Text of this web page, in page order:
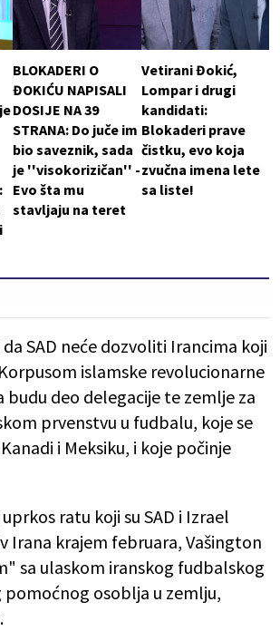
BLOKADERI O
ĐOKIĆU NAPISALI
DOSIJE NA 39
STRANA: Do juče im
bio saveznik, sada
je ''visokorizičan'' -
Evo šta mu
stavljaju na teret
Vetirani Đokić,
Lompar i drugi
kandidati:
Blokaderi prave
čistku, evo koja
zvučna imena lete
sa liste!
SAD neće dozvoliti Irancima koji
islamske revolucionarne
budu deo delegacije te zemlje za
prvenstvu u fudbalu, koje se
i Meksiku, i koje počinje
ratu koji su SAD i Izrael
Irana krajem februara, Vašington
sa ulaskom iranskog fudbalskog
osoblja u zemlju,